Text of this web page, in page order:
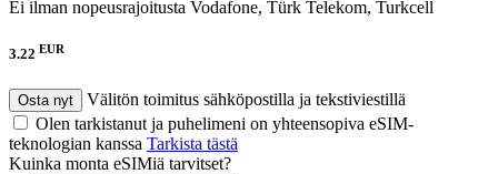
Ei ilman nopeusrajoitusta Vodafone, Türk Telekom, Turkcell
3.22 EUR
Osta nyt
Välitön toimitus sähköpostilla ja tekstiviestillä
Olen tarkistanut ja puhelimeni on yhteensopiva eSIM-
teknologian kanssa Tarkista tästä
Kuinka monta eSIMiä tarvitset?